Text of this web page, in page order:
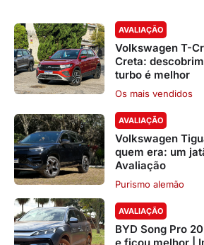
AVALIAÇÃO
Volkswagen T-
Creta:
turbo é melhor
Os mais vendidos
AVALIAÇÃO
Volkswagen
quem era: um
Avaliação
Purismo alemão
AVALIAÇÃO
BYD Song Pro